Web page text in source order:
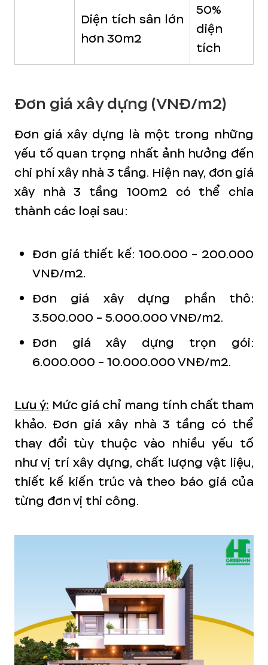
Diện tích sân lớn
hơn 30m2
50%
diện
tích
Đơn giá xây dựng (VNĐ/m2)
Đơn giá xây dựng là một trong những
yếu tố quan trọng nhất ảnh hưởng đến
chi phí xây nhà 3 tầng. Hiện nay, đơn giá
xây nhà 3 tầng 100m2 có thể chia
thành các loại sau:
Đơn giá thiết kế: 100.000 - 200.000
VNĐ/m2.
Đơn giá xây dựng phần thô:
3.500.000 - 5.000.000 VNĐ/m2.
Đơn giá xây dựng trọn gói:
6.000.000 - 10.000.000 VNĐ/m2.
Lưu ý: Mức giá chỉ mang tính chất tham
khảo. Đơn giá xây nhà 3 tầng có thể
thay đổi tùy thuộc vào nhiều yếu tố
như vị trí xây dựng, chất lượng vật liệu,
thiết kế kiến trúc và theo báo giá của
từng đơn vị thi công.